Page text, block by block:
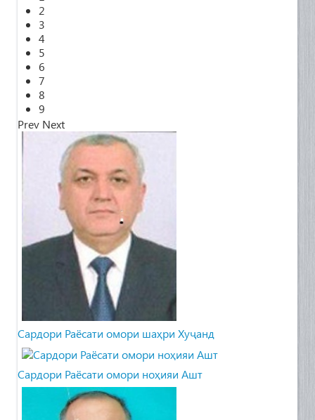
2
3
4
5
6
7
8
9
Prev Next
Cардори Раёсати омори шаҳри Хуҷанд
Сардори Раёсати омори ноҳияи Ашт